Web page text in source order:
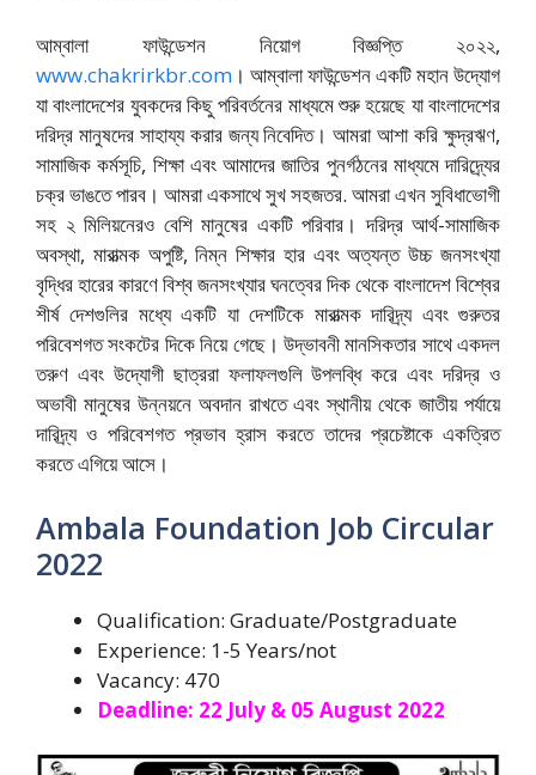
আম্বালা ফাউন্ডেশন নিয়োগ বিজ্ঞপ্তি ২০২২,
www.chakrirkbr.com । আম্বালা ফাউন্ডেশন একটি মহান উদ্যোগ
যা বাংলাদেশের যুবকদের কিছু পরিবর্তনের মাধ্যমে শুরু হয়েছে যা বাংলাদেশের
দরিদ্র মানুষদের সাহায্য করার জন্য নিবেদিত। আমরা আশা করি ক্ষুদ্রঋণ,
সামাজিক কর্মসূচি, শিক্ষা এবং আমাদের জাতির পুনর্গঠনের মাধ্যমে দারিদ্র্যের
চক্র ভাঙতে পারব। আমরা একসাথে সুখ সহজতর. আমরা এখন সুবিধাভোগী
সহ ২ মিলিয়নেরও বেশি মানুষের একটি পরিবার। দরিদ্র আর্থ-সামাজিক
অবস্থা, মারাত্মক অপুষ্টি, নিম্ন শিক্ষার হার এবং অত্যন্ত উচ্চ জনসংখ্যা
বৃদ্ধির হারের কারণে বিশ্ব জনসংখ্যার ঘনত্বের দিক থেকে বাংলাদেশ বিশ্বের
শীর্ষ দেশগুলির মধ্যে একটি যা দেশটিকে মারাত্মক দারিদ্র্য এবং গুরুতর
পরিবেশগত সংকটের দিকে নিয়ে গেছে। উদ্ভাবনী মানসিকতার সাথে একদল
তরুণ এবং উদ্যোগী ছাত্ররা ফলাফলগুলি উপলব্ধি করে এবং দরিদ্র ও
অভাবী মানুষের উন্নয়নে অবদান রাখতে এবং স্থানীয় থেকে জাতীয় পর্যায়ে
দারিদ্র্য ও পরিবেশগত প্রভাব হ্রাস করতে তাদের প্রচেষ্টাকে একত্রিত
করতে এগিয়ে আসে।
Ambala Foundation Job Circular
2022
Qualification: Graduate/Postgraduate
Experience: 1-5 Years/not
Vacancy: 470
Deadline: 22 July & 05 August 2022